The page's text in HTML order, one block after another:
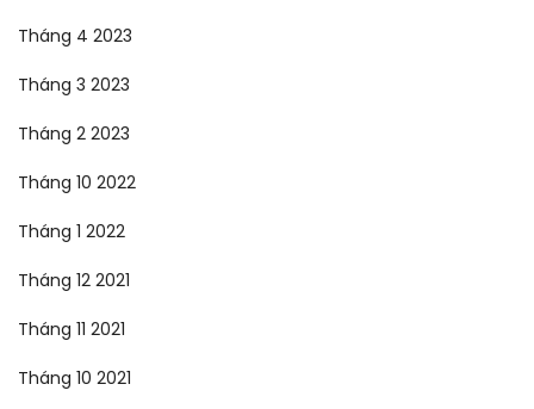
Tháng 4 2023
Tháng 3 2023
Tháng 2 2023
Tháng 10 2022
Tháng 1 2022
Tháng 12 2021
Tháng 11 2021
Tháng 10 2021